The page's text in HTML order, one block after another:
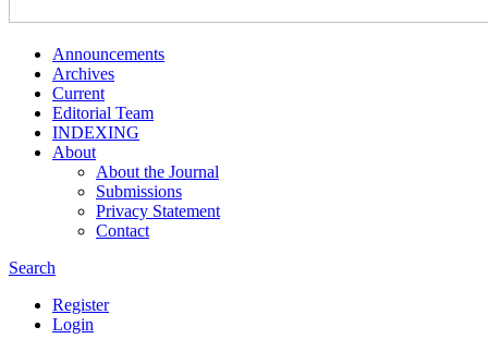
Announcements
Archives
Current
Editorial Team
INDEXING
About
About the Journal
Submissions
Privacy Statement
Contact
Search
Register
Login